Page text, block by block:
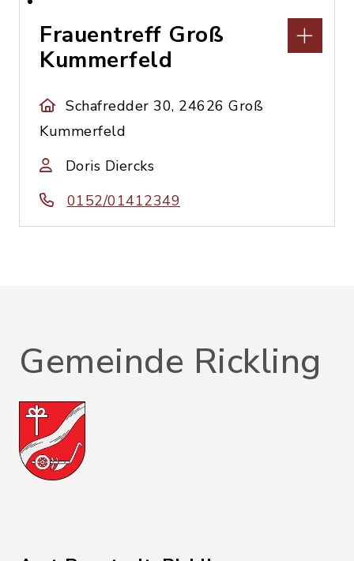
Frauentreff Groß
Kummerfeld
Schafredder 30, 24626 Groß
Kummerfeld
Doris Diercks
0152/01412349
Gemeinde Rickling